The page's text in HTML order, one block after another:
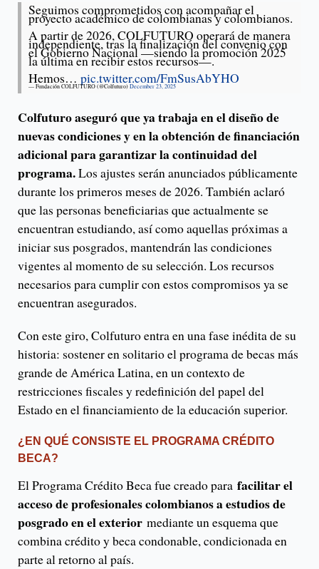
Seguimos comprometidos con acompañar el
proyecto académico de colombianas y colombianos.
A partir de 2026, COLFUTURO operará de manera
independiente, tras la finalización del convenio con
el Gobierno Nacional —siendo la promoción 2025
la última en recibir estos recursos—.
Hemos… pic.twitter.com/FmSusAbYHO
— Fundación COLFUTURO (@Colfuturo) December 23, 2025
Colfuturo aseguró que ya trabaja en el diseño de
nuevas condiciones y en la obtención de financiación
adicional para garantizar la continuidad del
programa.Los ajustes serán anunciados públicamente
durante los primeros meses de 2026. También aclaró
que las personas beneficiarias que actualmente se
encuentran estudiando, así como aquellas próximas a
iniciar sus posgrados, mantendrán las condiciones
vigentes al momento de su selección. Los recursos
necesarios para cumplir con estos compromisos ya se
encuentran asegurados.
Con este giro, Colfuturo entra en una fase inédita de su
historia: sostener en solitario el programa de becas más
grande de América Latina, en un contexto de
restricciones fiscales y redefinición del papel del
Estado en el financiamiento de la educación superior.
¿EN QUÉ CONSISTE EL PROGRAMA CRÉDITO
BECA?
El Programa Crédito Beca fue creado para facilitar el
acceso de profesionales colombianos a estudios de
posgrado en el exterior mediante un esquema que
combina crédito y beca condonable, condicionada en
parte al retorno al país.